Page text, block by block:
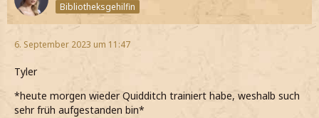
Bibliotheksgehilfin
6. September 2023 um 11:47
Tyler
*heute morgen wieder Quidditch trainiert habe, weshalb such
sehr früh aufgestanden bin*